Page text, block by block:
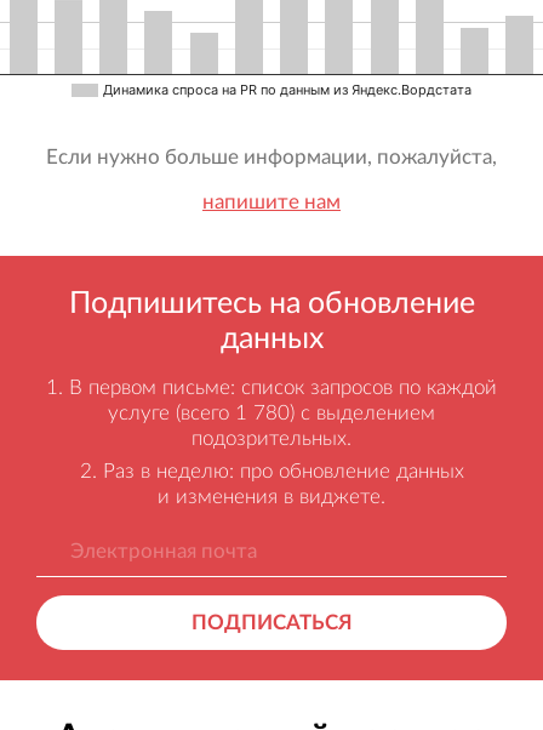
Динамика спроса на PR по данным из Яндекс.Вордстата
Если нужно больше информации, пожалуйста,
напишите нам
Подпишитесь на обновление
данных
В первом письме: список запросов по каждой
услуге (всего 1 780) с выделением
подозрительных.
Раз в неделю: про обновление данных
и изменения в виджете.
ПОДПИСАТЬСЯ